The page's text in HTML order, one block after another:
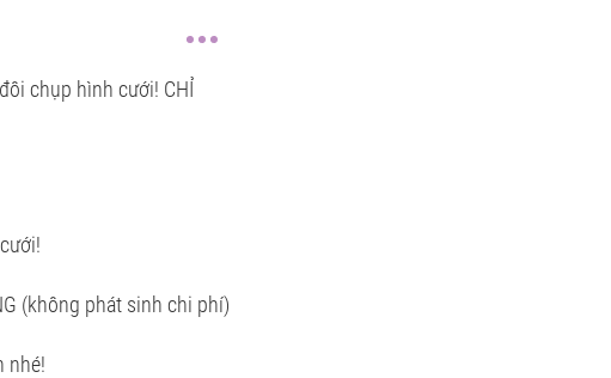
chụp hình cưới! CHỈ
(không phát sinh chi phí)
nhé!